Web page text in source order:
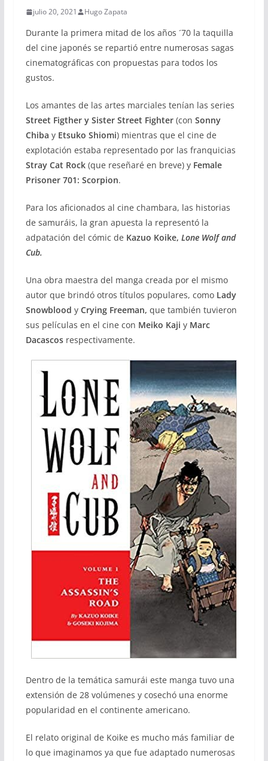
julio 20, 2021 Hugo Zapata
Durante la primera mitad de los años ´70 la taquilla
del cine japonés se repartió entre numerosas sagas
cinematográficas con propuestas para todos los
gustos.
Los amantes de las artes marciales tenían las series
Street Figther y Sister Street Fighter(con Sonny
Chiba yEtsuko Shiomi) mientras que el cine de
explotación estaba representado por las franquicias
Stray Cat Rock(que reseñaré en breve) y Female
Prisoner 701: Scorpion.
Para los aficionados al cine chambara, las historias
de samuráis, la gran apuesta la representó la
adpatación del cómic de Kazuo Koike, Lone Wolf and
Cub.
Una obra maestra del manga creada por el mismo
autor que brindó otros títulos populares, como Lady
Snowblood yCrying Freeman, que también tuvieron
sus películas en el cine con Meiko Kaji y Marc
Dacascosrespectivamente.
Dentro de la temática samurái este manga tuvo una
extensión de 28 volúmenes y cosechó una enorme
popularidad en el continente americano.
El relato original de Koike es mucho más familiar de
lo que imaginamos ya que fue adaptado numerosas